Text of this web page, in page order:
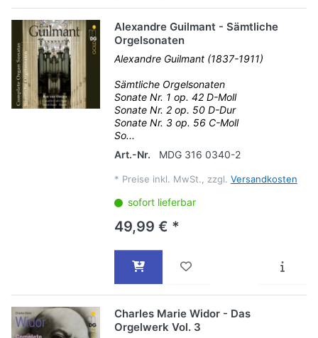
Alexandre Guilmant - Sämtliche
Orgelsonaten
Alexandre Guilmant (1837-1911)
Sämtliche Orgelsonaten
Sonate Nr. 1 op. 42 D-Moll
Sonate Nr. 2 op. 50 D-Dur
Sonate Nr. 3 op. 56 C-Moll
So...
Art.-Nr.
MDG 316 0340-2
* Preise inkl. MwSt., zzgl. Versandkosten
sofort lieferbar
49,99 € *
Charles Marie Widor - Das
Orgelwerk Vol. 3